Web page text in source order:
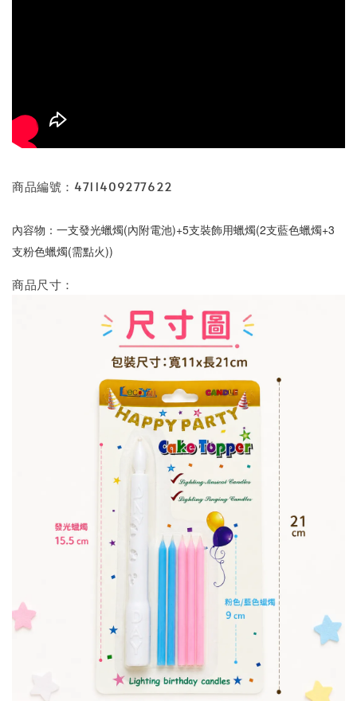
商品編號：4711409277622
內容物： 一支發光蠟燭(內附電池)+5支裝飾用蠟燭(2支藍色蠟燭+3
支粉色蠟燭(需點火))
商品尺寸：